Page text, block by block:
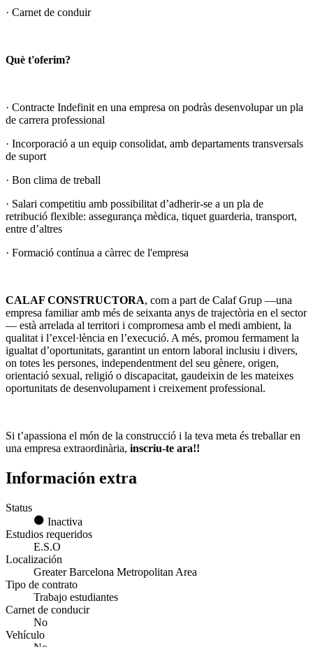
· Carnet de conduir
Què t'oferim?
· Contracte Indefinit en una empresa on podràs desenvolupar un pla
de carrera professional
· Incorporació a un equip consolidat, amb departaments transversals
de suport
· Bon clima de treball
· Salari competitiu amb possibilitat d’adherir-se a un pla de
retribució flexible: assegurança mèdica, tiquet guarderia, transport,
entre d’altres
· Formació contínua a càrrec de l'empresa
CALAF CONSTRUCTORA, com a part de Calaf Grup —una
empresa familiar amb més de seixanta anys de trajectòria en el sector
— està arrelada al territori i compromesa amb el medi ambient, la
qualitat i l’excel·lència en l’execució. A més, promou fermament la
igualtat d’oportunitats, garantint un entorn laboral inclusiu i divers,
on totes les persones, independentment del seu gènere, origen,
orientació sexual, religió o discapacitat, gaudeixin de les mateixes
oportunitats de desenvolupament i creixement professional.
Si t’apassiona el món de la construcció i la teva meta és treballar en
una empresa extraordinària, inscriu-te ara!!
Información extra
Status
Inactiva
Estudios requeridos
E.S.O
Localización
Greater Barcelona Metropolitan Area
Tipo de contrato
Trabajo estudiantes
Carnet de conducir
No
Vehículo